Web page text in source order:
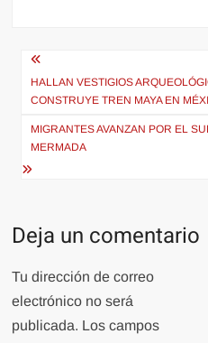
Navegación
de
entradas
HALLAN VESTIGIOS
CONSTRUYE TREN MAYA EN
MIGRANTES AVANZAN POR EL
MERMADA
Deja un comentario
Tu dirección de correo
electrónico no será
publicada. Los campos